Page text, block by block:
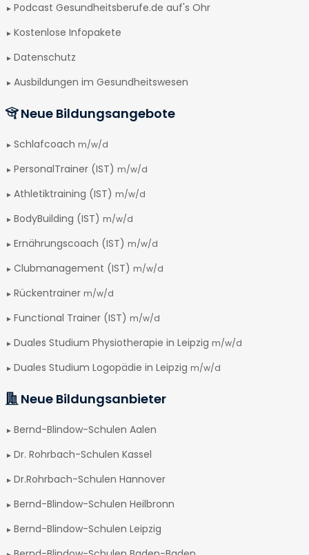
Podcast Gesundheitsberufe.de auf's Ohr
Kostenlose Infopakete
Datenschutz
Ausbildungen im Gesundheitswesen
Neue Bildungsangebote
Schlafcoach m/w/d
PersonalTrainer (IST) m/w/d
Athletiktraining (IST) m/w/d
BodyBuilding (IST) m/w/d
Ernährungscoach (IST) m/w/d
Clubmanagement (IST) m/w/d
Rückentrainer m/w/d
Functional Trainer (IST) m/w/d
Duales Studium Physiotherapie in Leipzig m/w/d
Duales Studium Logopädie in Leipzig m/w/d
Neue Bildungsanbieter
Bernd-Blindow-Schulen Aalen
Dr. Rohrbach-Schulen Kassel
Dr.Rohrbach-Schulen Hannover
Bernd-Blindow-Schulen Heilbronn
Bernd-Blindow-Schulen Leipzig